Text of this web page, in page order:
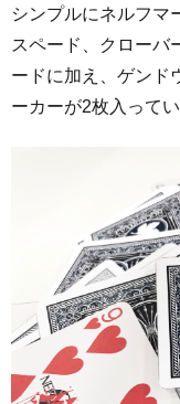
シンプルにネルフマ
スペード、クローバ
ードに加え、ゲンド
ーカーが2枚入ってい